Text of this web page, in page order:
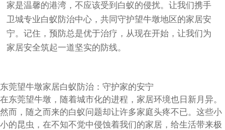
家是温馨的港湾，不应该受到白蚁的侵扰。让我们携手
卫城专业白蚁防治中心，共同守护望牛墩地区的家居安
宁。记住，预防总是优于治疗，从现在开始，让我们为
家居安全筑起一道坚实的防线。
东莞望牛墩家居白蚁防治 ：守护家的安宁
在东莞望牛墩，随着城市化的进程，家居环境也日新月异。
然而，随之而来的白蚁问题却让许多家庭头疼不已。这些小
小的昆虫，在不知不觉中侵蚀着我们的家居，给生活带来极